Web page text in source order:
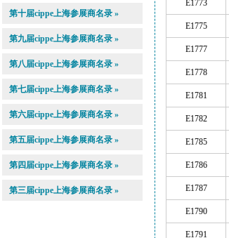
第十届cippe上海参展商名录 »
第九届cippe上海参展商名录 »
第八届cippe上海参展商名录 »
第七届cippe上海参展商名录 »
第六届cippe上海参展商名录 »
第五届cippe上海参展商名录 »
第四届cippe上海参展商名录 »
第三届cippe上海参展商名录 »
E1773
E1775
E1777
E1778
E1781
E1782
E1785
E1786
E1787
E1790
E1791